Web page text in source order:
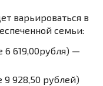
варьироваться в
семьи:
6 619,00рубля) —
9 928,50 рублей)